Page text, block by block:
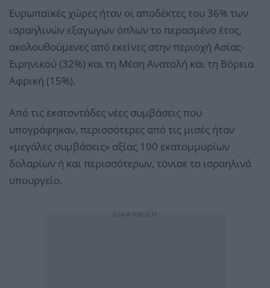
Ευρωπαϊκές χώρες ήταν οι αποδέκτες του 36% των
ισραηλινών εξαγωγών όπλων το περασμένο έτος,
ακολουθούμενες από εκείνες στην περιοχή Ασίας-
Ειρηνικού (32%) και τη Μέση Ανατολή και τη Βόρεια
Αφρική (15%).
Από τις εκατοντάδες νέες συμβάσεις που
υπογράφηκαν, περισσότερες από τις μισές ήταν
«μεγάλες συμβάσεις» αξίας 100 εκατομμυρίων
δολαρίων ή και περισσότερων, τόνισε το ισραηλινό
υπουργείο.